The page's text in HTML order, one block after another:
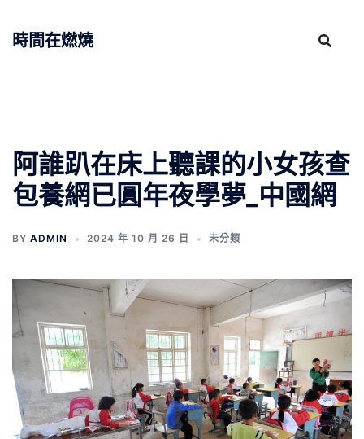
時間在燃燒
阿誰趴在床上聽課的小女孩查
包養網已圓年夜學夢_中國網
BY ADMIN 2024 年 10 月 26 日 未分類